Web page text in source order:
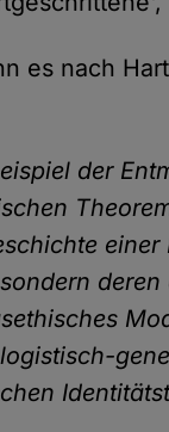
es nach
der